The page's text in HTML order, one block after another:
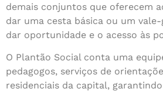
demais conjuntos que oferecem
dar uma cesta básica ou um
dar oportunidade e o acesso às
O Plantão Social conta uma
pedagogos, serviços de
residenciais da capital,